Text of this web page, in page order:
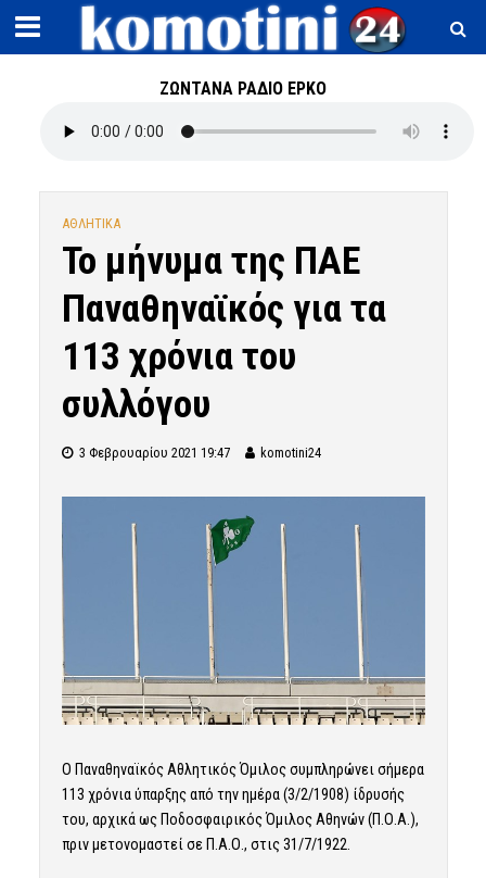
ΖΩΝΤΑΝΑ ΡΑΔΙΟ ΕΡΚΟ
ΑΘΛΗΤΙΚΑ
Το μήνυμα της ΠΑΕ
Παναθηναϊκός για τα
113 χρόνια του
συλλόγου
3 Φεβρουαρίου 2021 19:47 komotini24
Ο Παναθηναϊκός Αθλητικός Όμιλος συμπληρώνει σήμερα
113 χρόνια ύπαρξης από την ημέρα (3/2/1908) ίδρυσής
του, αρχικά ως Ποδοσφαιρικός Όμιλος Αθηνών (Π.Ο.Α.),
πριν μετονομαστεί σε Π.Α.Ο., στις 31/7/1922.